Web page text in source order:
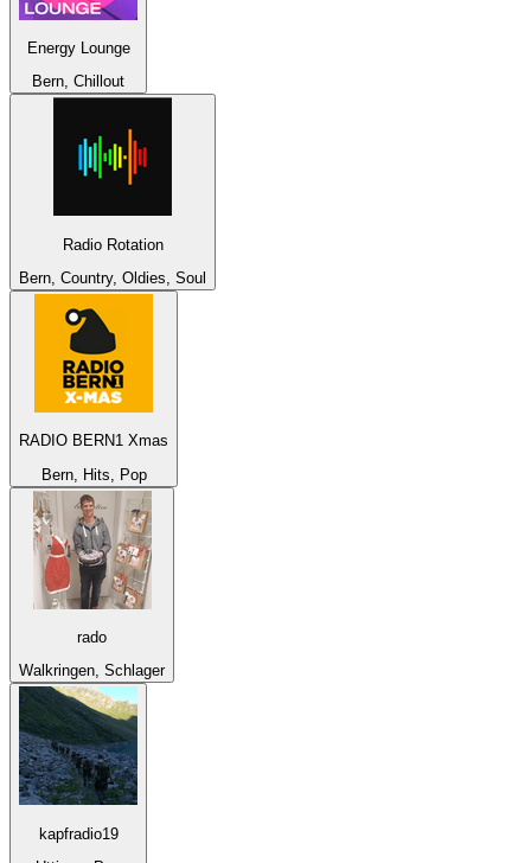
Energy Lounge
Bern, Chillout
Radio Rotation
Bern, Country, Oldies, Soul
RADIO BERN1 Xmas
Bern, Hits, Pop
rado
Walkringen, Schlager
kapfradio19